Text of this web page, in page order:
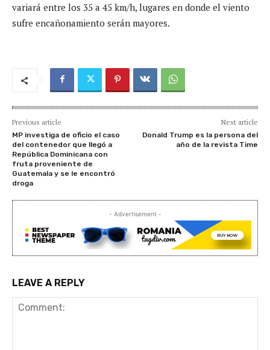
variará entre los 35 a 45 km/h, lugares en donde el viento
sufre encañonamiento serán mayores.
Previous article
MP investiga de oficio el caso
del contenedor que llegó a
República Dominicana con
fruta proveniente de
Guatemala y se le encontró
droga
Next article
Donald Trump es la persona del
año de la revista Time
- Advertisement -
LEAVE A REPLY